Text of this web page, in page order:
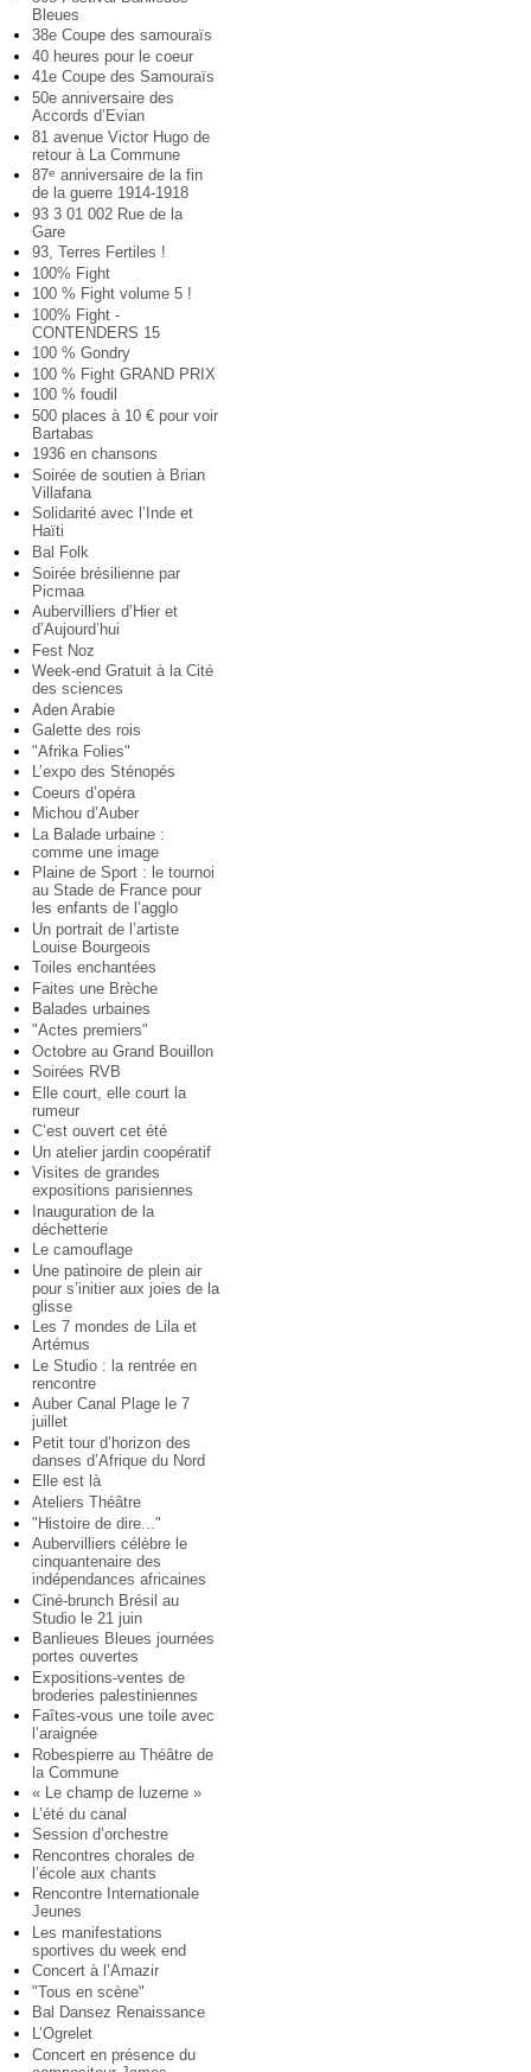
Bleues
38e Coupe des samouraïs
40 heures pour le coeur
41e Coupe des Samouraïs
50e anniversaire des
Accords d’Evian
81 avenue Victor Hugo de
retour à La Commune
87e anniversaire de la fin
de la guerre 1914-1918
93 3 01 002 Rue de la
Gare
93, Terres Fertiles !
100% Fight
100 % Fight volume 5 !
100% Fight -
CONTENDERS 15
100 % Gondry
100 % Fight GRAND PRIX
100 % foudil
500 places à 10 € pour voir
Bartabas
1936 en chansons
Soirée de soutien à Brian
Villafana
Solidarité avec l’Inde et
Haïti
Bal Folk
Soirée brésilienne par
Picmaa
Aubervilliers d’Hier et
d’Aujourd’hui
Fest Noz
Week-end Gratuit à la Cité
des sciences
Aden Arabie
Galette des rois
"Afrika Folies"
L’expo des Sténopés
Coeurs d’opéra
Michou d’Auber
La Balade urbaine :
comme une image
Plaine de Sport : le tournoi
au Stade de France pour
les enfants de l’agglo
Un portrait de l’artiste
Louise Bourgeois
Toiles enchantées
Faites une Brèche
Balades urbaines
"Actes premiers"
Octobre au Grand Bouillon
Soirées RVB
Elle court, elle court la
rumeur
C’est ouvert cet été
Un atelier jardin coopératif
Visites de grandes
expositions parisiennes
Inauguration de la
déchetterie
Le camouflage
Une patinoire de plein air
pour s’initier aux joies de la
glisse
Les 7 mondes de Lila et
Artémus
Le Studio : la rentrée en
rencontre
Auber Canal Plage le 7
juillet
Petit tour d’horizon des
danses d’Afrique du Nord
Elle est là
Ateliers Théâtre
"Histoire de dire..."
Aubervilliers célèbre le
cinquantenaire des
indépendances africaines
Ciné-brunch Brésil au
Studio le 21 juin
Banlieues Bleues journées
portes ouvertes
Expositions-ventes de
broderies palestiniennes
Faîtes-vous une toile avec
l’araignée
Robespierre au Théâtre de
la Commune
« Le champ de luzerne »
L’été du canal
Session d’orchestre
Rencontres chorales de
l’école aux chants
Rencontre Internationale
Jeunes
Les manifestations
sportives du week end
Concert à l’Amazir
"Tous en scène"
Bal Dansez Renaissance
L’Ogrelet
Concert en présence du